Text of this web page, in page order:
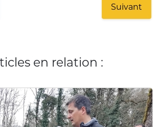
Suivant
en relation :